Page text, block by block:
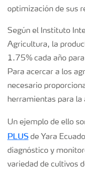
optimización de sus
Según el Instituto
Agricultura, la
1.75% cada año
Para acercar a los
necesario
herramientas para la
Un ejemplo de ello
PLUS de Yara
diagnóstico y
variedad de cultivos